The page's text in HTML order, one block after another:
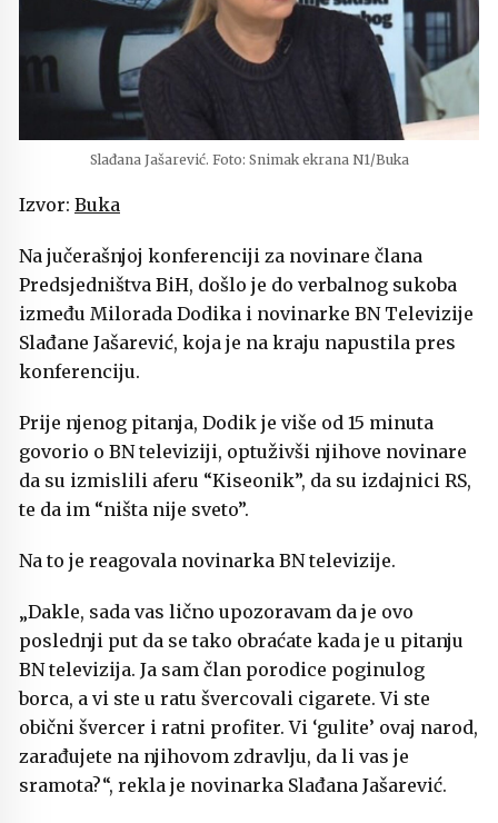
Slađana Jašarević. Foto: Snimak ekrana N1/Buka
Izvor: Buka
Na jučerašnjoj konferenciji za novinare člana
Predsjedništva BiH, došlo je do verbalnog sukoba
između Milorada Dodika i novinarke BN Televizije
Slađane Jašarević, koja je na kraju napustila pres
konferenciju.
Prije njenog pitanja, Dodik je više od 15 minuta
govorio o BN televiziji, optuživši njihove novinare
da su izmislili aferu “Kiseonik”, da su izdajnici RS,
te da im “ništa nije sveto”.
Na to je reagovala novinarka BN televizije.
„Dakle, sada vas lično upozoravam da je ovo
poslednji put da se tako obraćate kada je u pitanju
BN televizija. Ja sam član porodice poginulog
borca, a vi ste u ratu švercovali cigarete. Vi ste
obični švercer i ratni profiter. Vi ‘gulite’ ovaj narod,
zarađujete na njihovom zdravlju, da li vas je
sramota?“, rekla je novinarka Slađana Jašarević.